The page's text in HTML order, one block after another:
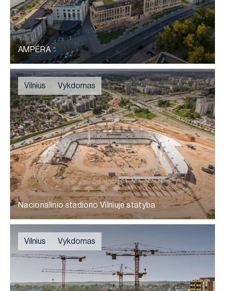
AMPÉRA
Vilnius Vykdomas
Nacionalinio stadiono Vilniuje statyba
Vilnius Vykdomas